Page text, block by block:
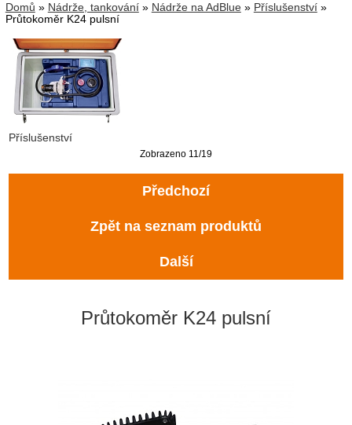
Domů » Nádrže, tankování» Nádrže na AdBlue» Příslušenství»
Průtokoměr K24 pulsní
Příslušenství
Zobrazeno 11/19
Předchozí
Zpět na seznam produktů
Další
Průtokoměr K24 pulsní